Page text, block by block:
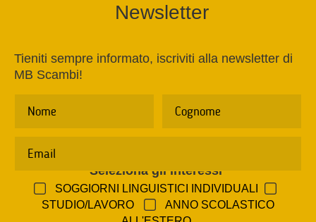
Newsletter
Tieniti sempre informato, iscriviti alla newsletter di
MB Scambi!
Seleziona gli interessi
SOGGIORNI LINGUISTICI INDIVIDUALI
STUDIO/LAVORO
ANNO SCOLASTICO